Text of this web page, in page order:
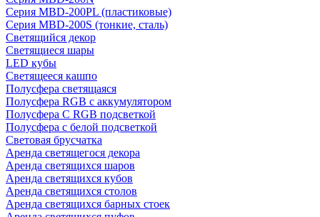
Серия MBD-200PL (пластиковые)
Серия MBD-200S (тонкие, сталь)
Светящийся декор
Светящиеся шары
LED кубы
Светящееся кашпо
Полусфера светящаяся
Полусфера RGB с аккумулятором
Полусфера С RGB подсветкой
Полусфера с белой подсветкой
Световая брусчатка
Аренда светящегося декора
Аренда светящихся шаров
Аренда светящихся кубов
Аренда светящихся столов
Аренда светящихся барных стоек